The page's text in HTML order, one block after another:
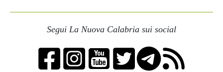
Segui La Nuova Calabria sui social